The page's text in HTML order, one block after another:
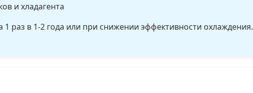
и хладагента
раз в 1-2 года или при снижении эффективности охлаждения.